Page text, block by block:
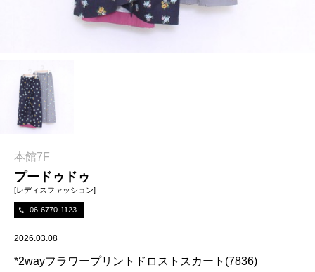
本館7F
プードゥドゥ
[レディスファッション]
06-6770-1123
2026.03.08
*2wayフラワープリントドロストスカート(7836)